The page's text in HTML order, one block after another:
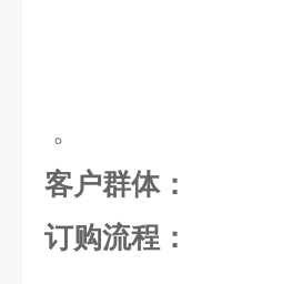
。
客户群体：
订购流程：